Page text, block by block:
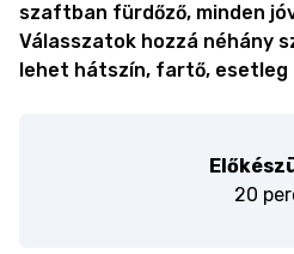
szaftban fürdőző, minden
Válasszatok hozzá néhány
lehet hátszín, fartő, esetleg
20